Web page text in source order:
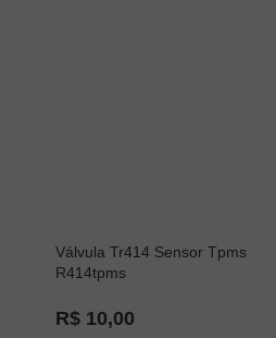
Válvula Tr414 Sensor Tpms
R414tpms
R$ 10,00